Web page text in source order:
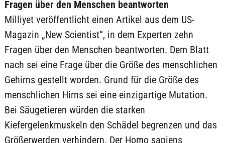
Fragen über den Menschen beantworten
Milliyet veröffentlicht einen Artikel aus dem US-
Magazin „New Scientist“, in dem Experten zehn
Fragen über den Menschen beantworten. Dem Blatt
nach sei eine Frage über die Größe des menschlichen
Gehirns gestellt worden. Grund für die Größe des
menschlichen Hirns sei eine einzigartige Mutation.
Bei Säugetieren würden die starken
Kiefergelenkmuskeln den Schädel begrenzen und das
Größerwerden verhindern. Der Homo sapiens